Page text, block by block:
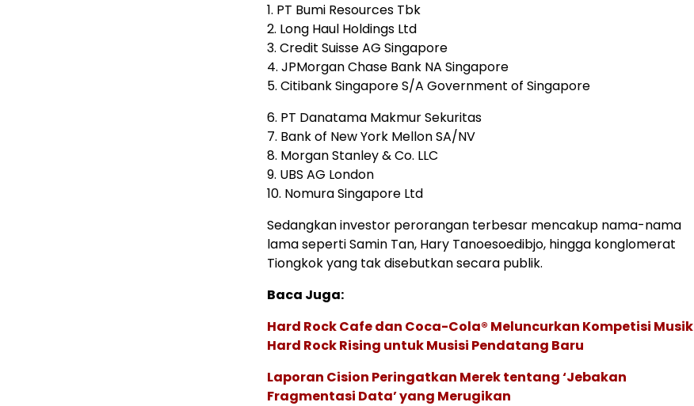
1. PT Bumi Resources Tbk
2. Long Haul Holdings Ltd
3. Credit Suisse AG Singapore
4. JPMorgan Chase Bank NA Singapore
5. Citibank Singapore S/A Government of Singapore
6. PT Danatama Makmur Sekuritas
7. Bank of New York Mellon SA/NV
8. Morgan Stanley & Co. LLC
9. UBS AG London
10. Nomura Singapore Ltd
Sedangkan investor perorangan terbesar mencakup nama-nama
lama seperti Samin Tan, Hary Tanoesoedibjo, hingga konglomerat
Tiongkok yang tak disebutkan secara publik.
Baca Juga:
Hard Rock Cafe dan Coca-Cola® Meluncurkan Kompetisi Musik
Hard Rock Rising untuk Musisi Pendatang Baru
Laporan Cision Peringatkan Merek tentang ‘Jebakan
Fragmentasi Data’ yang Merugikan